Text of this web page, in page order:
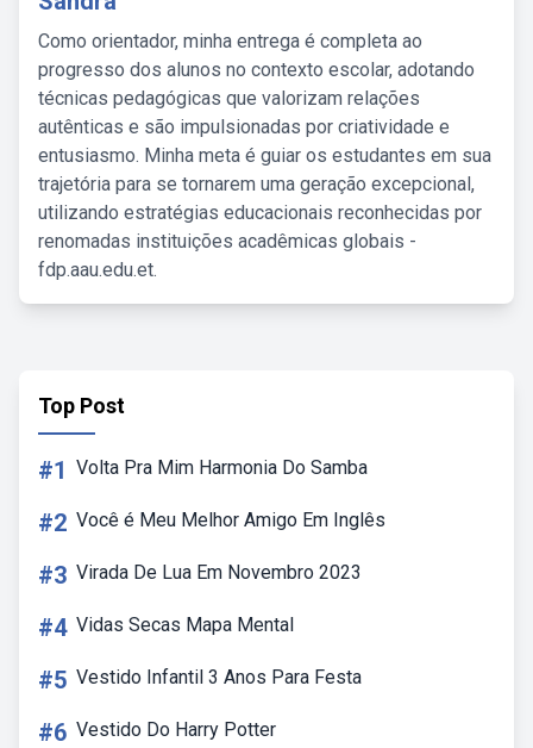
Como orientador, minha entrega é completa ao
progresso dos alunos no contexto escolar, adotando
técnicas pedagógicas que valorizam relações
autênticas e são impulsionadas por criatividade e
entusiasmo. Minha meta é guiar os estudantes em sua
trajetória para se tornarem uma geração excepcional,
utilizando estratégias educacionais reconhecidas por
renomadas instituições acadêmicas globais -
fdp.aau.edu.et.
Top Post
#1 Volta Pra Mim Harmonia Do Samba
#2 Você é Meu Melhor Amigo Em Inglês
#3 Virada De Lua Em Novembro 2023
#4 Vidas Secas Mapa Mental
#5 Vestido Infantil 3 Anos Para Festa
#6 Vestido Do Harry Potter